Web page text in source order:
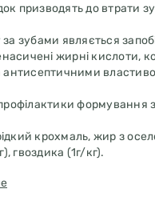
призводять до втрати
зубами являється
жирні кислоти,
формування
крохмаль, жир з
гвоздика (1г/кг).